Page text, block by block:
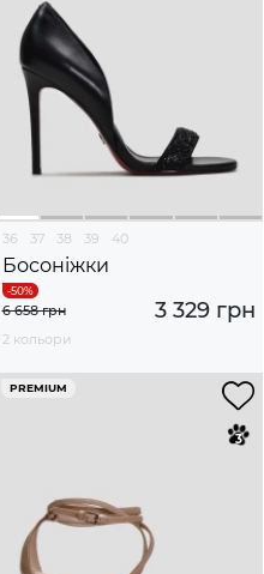
36 37 38 39 40
Босоніжки
3 329 грн
6 658 грн
2 кольори
PREMIUM